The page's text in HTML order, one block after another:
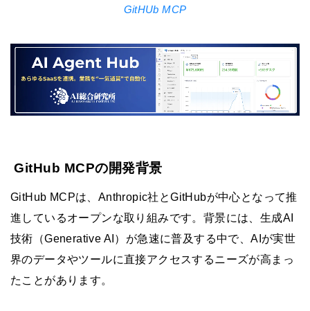
GitHUb MCP
GitHub MCPの開発背景
GitHub MCPは、Anthropic社とGitHubが中心となって推
進しているオープンな取り組みです。背景には、生成AI
技術（Generative AI）が急速に普及する中で、AIが実世
界のデータやツールに直接アクセスするニーズが高まっ
たことがあります。